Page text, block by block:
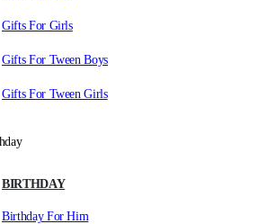
Gifts For Girls
Gifts For Tween Boys
Gifts For Tween Girls
BIRTHDAY
Birthday For Him